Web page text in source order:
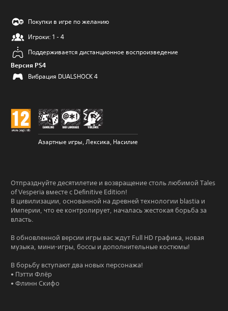
Покупки в игре по желанию
Игроки: 1 - 4
Поддерживается дистанционное воспроизведение
Версия PS4
Вибрация DUALSHOCK 4
Азартные игры, Лексика, Насилие
Отпразднуйте десятилетие и возвращение столь любимой Tales
of Vesperia вместе с Definitive Edition!
В цивилизации, основанной на древней технологии blastia и
Империи, что ее контролирует, началась жестокая борьба за
власть.
В обновленной версии игры вас ждут Full HD графика, новая
музыка, мини-игры, боссы и дополнительные костюмы!
В борьбу вступают два новых персонажа!
• Пэтти Флёр
• Флинн Скифо